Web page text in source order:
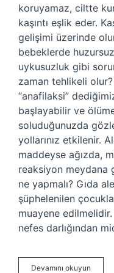
koruyamaz, ciltte
kaşıntı eşlik eder.
gelişimi üzerinde
bebeklerde
uykusuzluk gibi
zaman tehlikeli
“anafilaksi”
başlayabilir ve
soluduğunuzda
yollarınız etkilenir.
maddeyse ağızda,
reaksiyon meydana
ne yapmalı? Gıda
şüphelenilen
muayene
nefes darlığından
Devamını okuyun